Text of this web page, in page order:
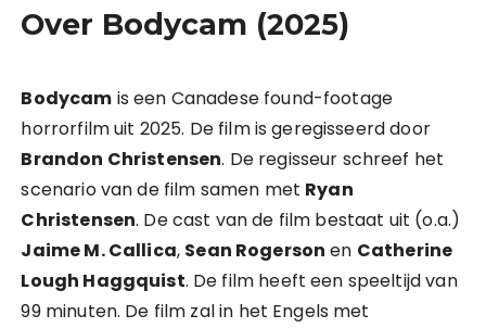
Over Bodycam (2025)
Bodycam is een Canadese found-footage
horrorfilm uit 2025. De film is geregisseerd door
Brandon Christensen. De regisseur schreef het
scenario van de film samen met Ryan
Christensen. De cast van de film bestaat uit (o.a.)
Jaime M. Callica, Sean Rogerson en Catherine
Lough Haggquist. De film heeft een speeltijd van
99 minuten. De film zal in het Engels met